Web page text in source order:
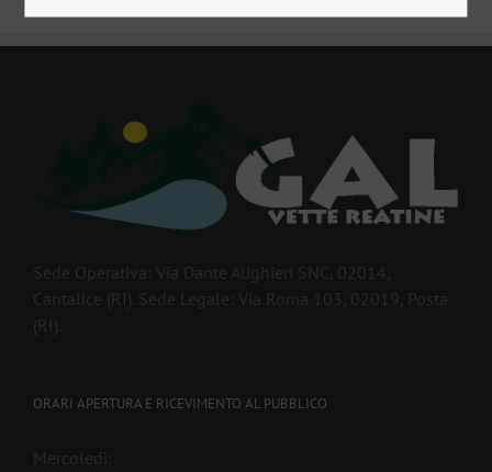
Sede Operativa: Via Dante Alighieri SNC, 02014,
Cantalice (RI). Sede Legale: Via Roma 103, 02019, Posta
(RI).
ORARI APERTURA E RICEVIMENTO AL PUBBLICO
Mercoledì: